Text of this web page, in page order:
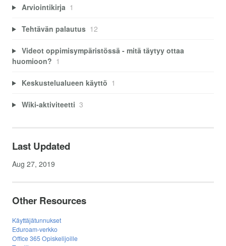
Arviointikirja 1
Tehtävän palautus 12
Videot oppimisympäristössä - mitä täytyy ottaa
huomioon? 1
Keskustelualueen käyttö 1
Wiki-aktiviteetti 3
Last Updated
Aug 27, 2019
Other Resources
Käyttäjätunnukset
Eduroam-verkko
Office 365 Opiskelijoille